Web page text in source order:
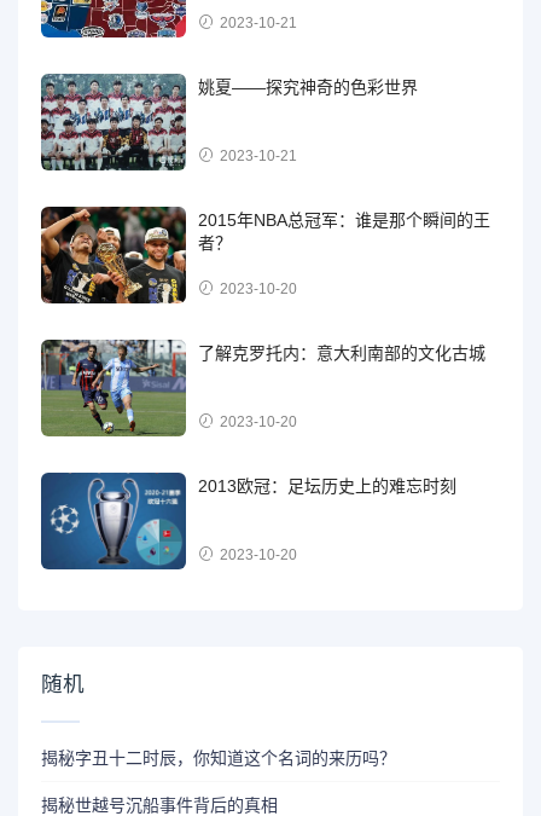
2023-10-21
姚夏——探究神奇的色彩世界
2023-10-21
2015年NBA总冠军：谁是那个瞬间的王
者？
2023-10-20
了解克罗托内：意大利南部的文化古城
2023-10-20
2013欧冠：足坛历史上的难忘时刻
2023-10-20
随机
揭秘字丑十二时辰，你知道这个名词的来历吗？
揭秘世越号沉船事件背后的真相